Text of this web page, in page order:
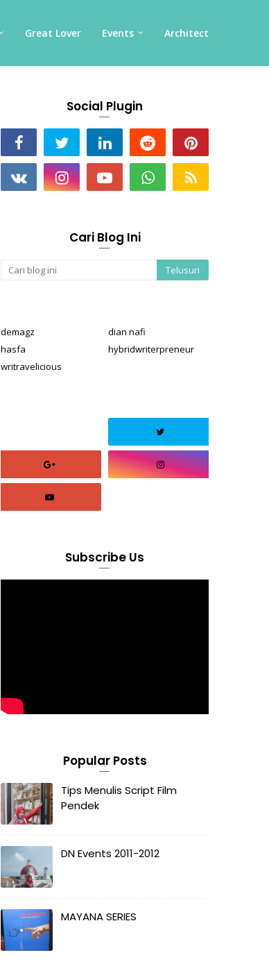
Great Lover Events Architect
Social Plugin
Cari Blog Ini
demagz
dian nafi
hasfa
hybridwriterpreneur
writravelicious
Subscribe Us
Popular Posts
Tips Menulis Script Film
Pendek
DN Events 2011-2012
MAYANA SERIES